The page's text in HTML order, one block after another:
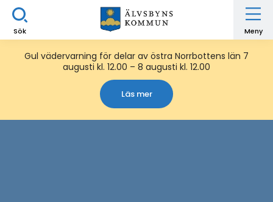
Sök Meny
Gul vädervarning för delar av östra Norrbottens län 7
augusti kl. 12.00 – 8 augusti kl. 12.00
Läs mer